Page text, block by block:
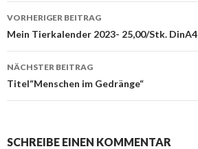
Beitrags-
Navigation
VORHERIGER BEITRAG
Mein Tierkalender 2023- 25,00/Stk. DinA4
NÄCHSTER BEITRAG
Titel“Menschen im Gedränge“
SCHREIBE EINEN KOMMENTAR